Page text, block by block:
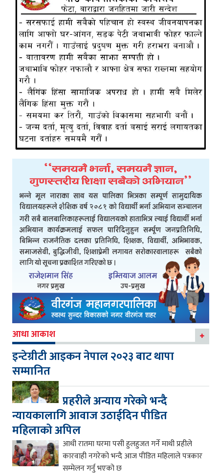
आधा आकाश
इन्टेग्रीटी आइकन नेपाल २०२३ बाट थापा
सम्मानित
प्रहरीले अन्याय गरेको भन्दै
न्यायकालागि आवाज उठाईदिन पीडित
महिलाको अपिल
आधी रातमा घरमा पसी हुलहुजत गर्ने माथी प्रहीले
कारवाही नगरेको भन्दै आज पीडित महिलाले पत्रकार
सम्मेलन गर्नु भएको छ